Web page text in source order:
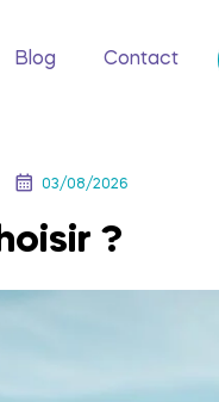
Blog Contact
03/08/2026
?